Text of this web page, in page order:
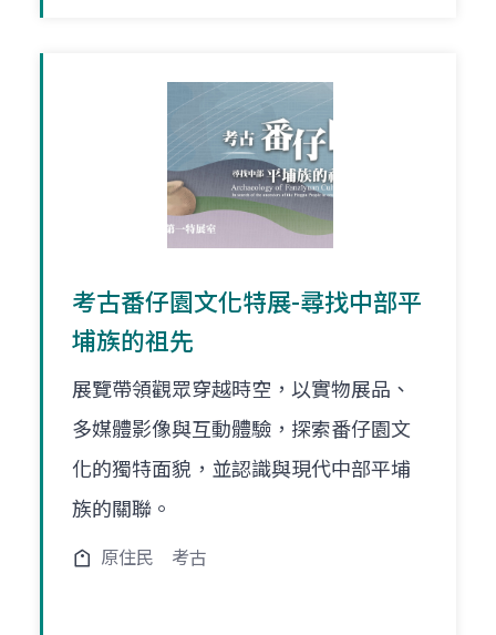
考古番仔園文化特展-尋找中部平
埔族的祖先
展覽帶領觀眾穿越時空，以實物展品、
多媒體影像與互動體驗，探索番仔園文
化的獨特面貌，並認識與現代中部平埔
族的關聯。
原住民 考古